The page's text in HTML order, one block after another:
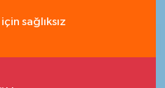
sağlıksız